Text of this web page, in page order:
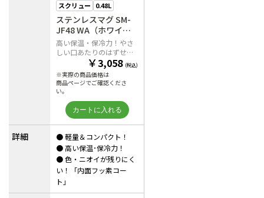
詳細
スクリュー
0.48L
ステンレスマグ SM-
JF48 WA（ホワイ
ト）
高い保温・保冷力！やさ
しい口あたりのはずせる
￥3,058 (税込)
※実際の商品価格は
商品ページでご確認くださ
い。
● 軽量＆コンパクト！
● 高い保温･保冷力！
● 色・ニオイが残りにく
い！「内面フッ素コー
ト」